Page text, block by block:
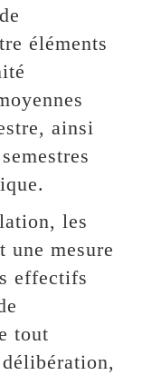
éléments
ainsi
les
une mesure
effectifs
tout